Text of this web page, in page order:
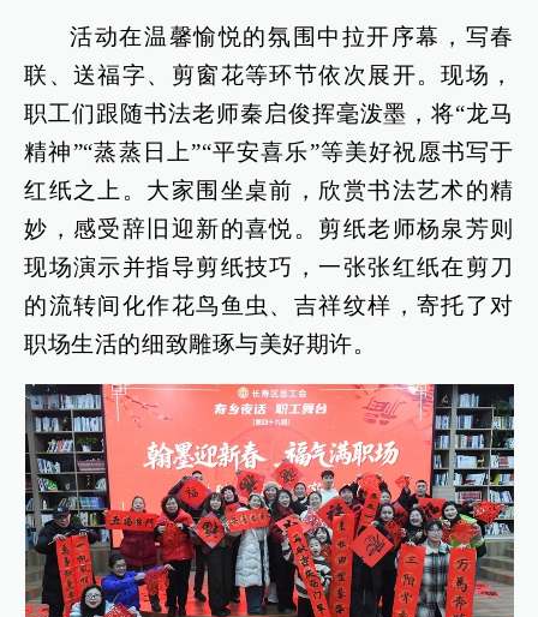
活动在温馨愉悦的氛围中拉开序幕，写春
联、送福字、剪窗花等环节依次展开。现场，
职工们跟随书法老师秦启俊挥毫泼墨，将“龙马
精神”“蒸蒸日上”“平安喜乐”等美好祝愿书写于
红纸之上。大家围坐桌前，欣赏书法艺术的精
妙，感受辞旧迎新的喜悦。剪纸老师杨泉芳则
现场演示并指导剪纸技巧，一张张红纸在剪刀
的流转间化作花鸟鱼虫、吉祥纹样，寄托了对
职场生活的细致雕琢与美好期许。